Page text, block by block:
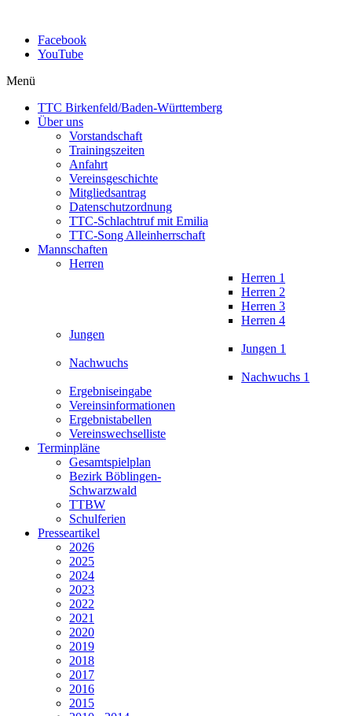
Facebook
YouTube
Menü
TTC Birkenfeld/Baden-Württemberg
Über uns
Vorstandschaft
Trainingszeiten
Anfahrt
Vereinsgeschichte
Mitgliedsantrag
Datenschutzordnung
TTC-Schlachtruf mit Emilia
TTC-Song Alleinherrschaft
Mannschaften
Herren
Herren 1
Herren 2
Herren 3
Herren 4
Jungen
Jungen 1
Nachwuchs
Nachwuchs 1
Ergebniseingabe
Vereinsinformationen
Ergebnistabellen
Vereinswechselliste
Terminpläne
Gesamtspielplan
Bezirk Böblingen-
Schwarzwald
TTBW
Schulferien
Presseartikel
2026
2025
2024
2023
2022
2021
2020
2019
2018
2017
2016
2015